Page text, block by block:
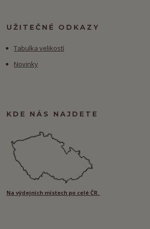
UŽITEČNÉ ODKAZY
Tabulka velikostí
Novinky
KDE NÁS NAJDETE
Na výdejních místech po celé ČR.